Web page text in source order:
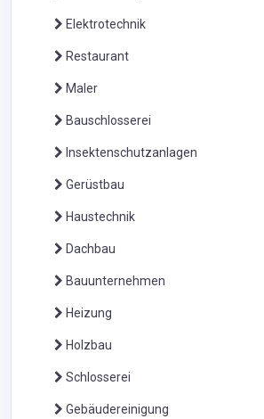
Elektrotechnik
Restaurant
Maler
Bauschlosserei
Insektenschutzanlagen
Gerüstbau
Haustechnik
Dachbau
Bauunternehmen
Heizung
Holzbau
Schlosserei
Gebäudereinigung